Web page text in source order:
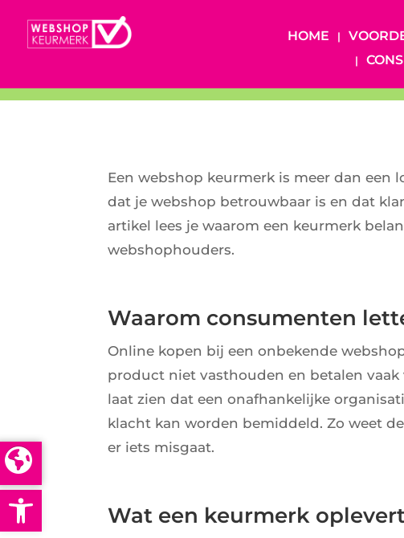
Open toolbar
HOME
Een webshop keurmerk is meer dan een
dat je webshop betrouwbaar is en dat
artikel lees je waarom een keurmerk
webshophouders.
Waarom consumenten
Online kopen bij een onbekende
product niet vasthouden en betalen
laat zien dat een onafhankelijke
klacht kan worden bemiddeld. Zo weet
er iets misgaat.
Wat een keurmerk